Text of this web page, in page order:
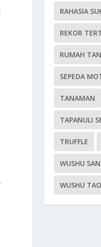
RAHASIA
REKOR
RUMAH
SEPEDA
TANAMAN
TAPANULI
TRUFFLE
WUSHU
WUSHU